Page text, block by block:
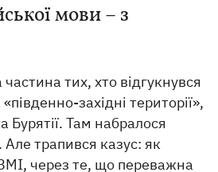
мови – з
тих, хто відгукнувся
західні території»,
Бурятії. Там набралося
трапився казус: як
через те, що переважна